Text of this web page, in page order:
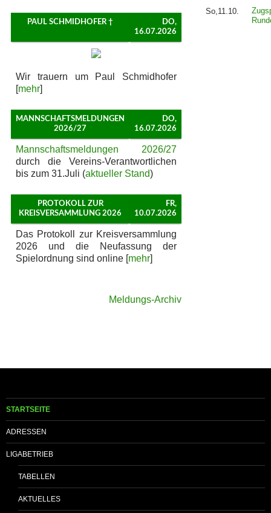
PAUL SCHMIDHOFER †
DO,
16.07.2026
Wir trauern um Paul Schmidhofer
[mehr]
MANNSCHAFTSMELDUNGEN
2026/27
DO,
16.07.2026
Mannschaftsmeldungen 2026/27
durch die Vereins-Verantwortlichen
bis zum 31.Juli (aktueller Stand)
PROTOKOLL ZUR
KREISVERSAMMLUNG 2026
FR,
10.07.2026
Das Protokoll zur Kreisversammlung
2026 und die Neufassung der
Spielordnung sind online [mehr]
Meldungs-Archiv
So,11.10.
STARTSEITE
ADRESSEN
LIGABETRIEB
TABELLEN
AKTUELLES